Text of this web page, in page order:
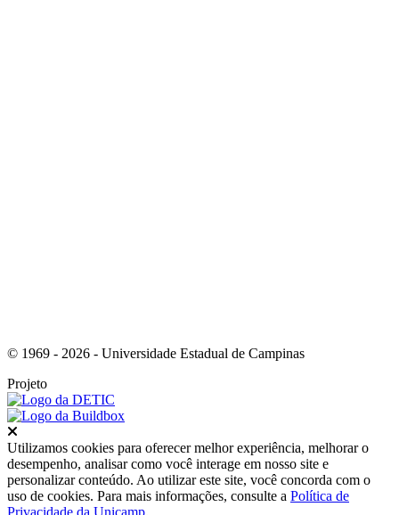
© 1969 - 2026 - Universidade Estadual de Campinas
Projeto
Utilizamos cookies para oferecer melhor experiência, melhorar o
desempenho, analisar como você interage em nosso site e
personalizar conteúdo. Ao utilizar este site, você concorda com o
uso de cookies. Para mais informações, consulte a Política de
Privacidade da Unicamp.